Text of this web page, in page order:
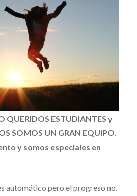
QUERIDOS ESTUDIANTES y
SOMOS UN GRAN EQUIPO.
y somos especiales en
automático pero el progreso no.